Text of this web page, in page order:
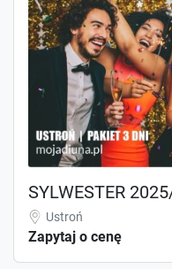
SYLWESTER
Ustroń
Zapytaj o cenę